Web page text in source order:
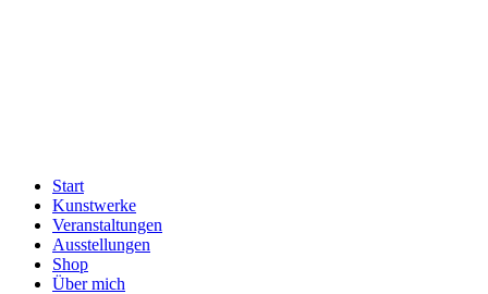
Start
Kunstwerke
Veranstaltungen
Ausstellungen
Shop
Über mich